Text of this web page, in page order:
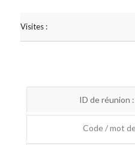
Visites :
ID de réunion :
Code / mot